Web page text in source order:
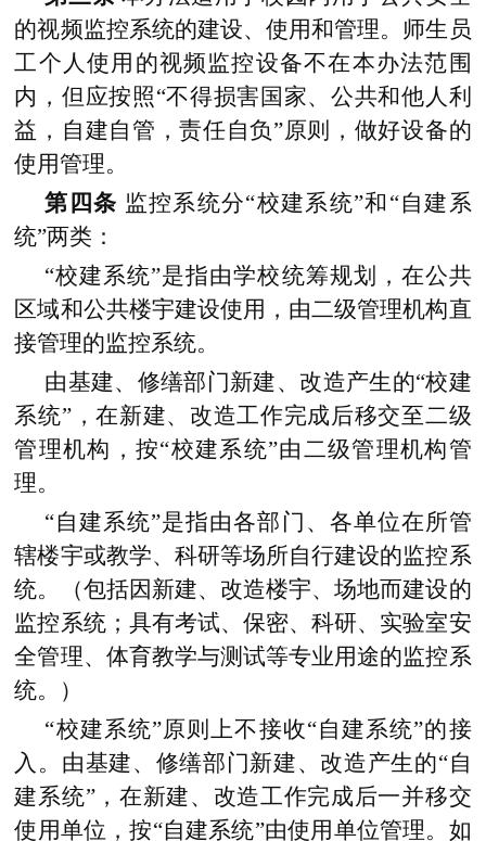
的视频监控系统的建设、使用和管理。师生员
工个人使用的视频监控设备不在本办法范围
内，但应按照“不得损害国家、公共和他人利
益，自建自管，责任自负”原则，做好设备的
使用管理。
第四条 监控系统分“校建系统”和“自建系
统”两类：
“校建系统”是指由学校统筹规划，在公共
区域和公共楼宇建设使用，由二级管理机构直
接管理的监控系统。
由基建、修缮部门新建、改造产生的“校建
系统”，在新建、改造工作完成后移交至二级
管理机构，按“校建系统”由二级管理机构管
理。
“自建系统”是指由各部门、各单位在所管
辖楼宇或教学、科研等场所自行建设的监控系
统。（包括因新建、改造楼宇、场地而建设的
监控系统；具有考试、保密、科研、实验室安
全管理、体育教学与测试等专业用途的监控系
统。）
“校建系统”原则上不接收“自建系统”的接
入。由基建、修缮部门新建、改造产生的“自
建系统”，在新建、改造工作完成后一并移交
使用单位，按“自建系统”由使用单位管理。如